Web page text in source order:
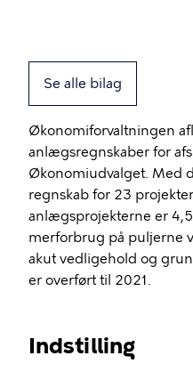
Se alle bilag
Økonomiforvaltningen
anlægsregnskaber for
Økonomiudvalget. Med
regnskab for 23
anlægsprojekterne er
merforbrug på puljerne
akut vedligehold og
er overført til 2021.
Indstilling